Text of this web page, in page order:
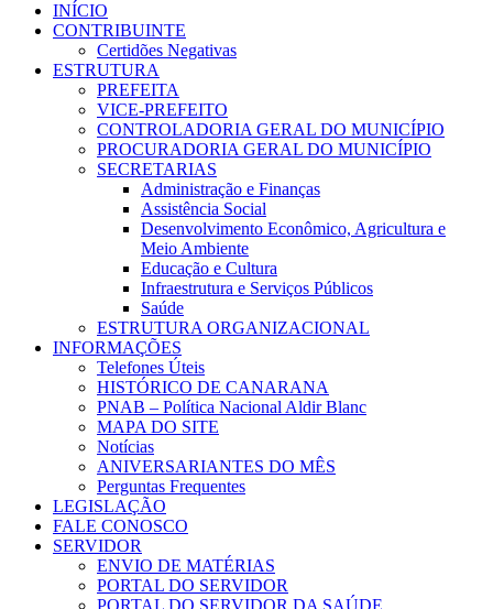
INÍCIO
CONTRIBUINTE
Certidões Negativas
ESTRUTURA
PREFEITA
VICE-PREFEITO
CONTROLADORIA GERAL DO MUNICÍPIO
PROCURADORIA GERAL DO MUNICÍPIO
SECRETARIAS
Administração e Finanças
Assistência Social
Desenvolvimento Econômico, Agricultura e
Meio Ambiente
Educação e Cultura
Infraestrutura e Serviços Públicos
Saúde
ESTRUTURA ORGANIZACIONAL
INFORMAÇÕES
Telefones Úteis
HISTÓRICO DE CANARANA
PNAB – Política Nacional Aldir Blanc
MAPA DO SITE
Notícias
ANIVERSARIANTES DO MÊS
Perguntas Frequentes
LEGISLAÇÃO
FALE CONOSCO
SERVIDOR
ENVIO DE MATÉRIAS
PORTAL DO SERVIDOR
PORTAL DO SERVIDOR DA SAÚDE